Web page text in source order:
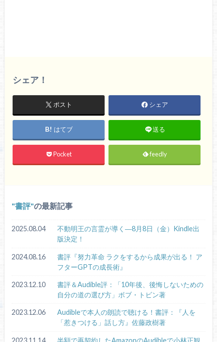
シェア！
ポスト シェア
はてブ 送る
Pocket feedly
書評 の最新記事
2025.08.04
不動明王の言霊が導く―8月8日（金）Kindle出
版決定！
2024.08.16
書評『努力革命 ラクをするから成果が出る！ ア
フターGPTの成長術』
2023.12.10
書評＆Audible評：「10年後、後悔しないための
自分の道の選び方」ボブ・トビン著
2023.12.06
Audibleで本人の朗読で聴ける！書評：『人を
「惹きつける」話し方』佐藤政樹著
2023.11.14 半額で再契約したAmazonのAudibleで小林正観